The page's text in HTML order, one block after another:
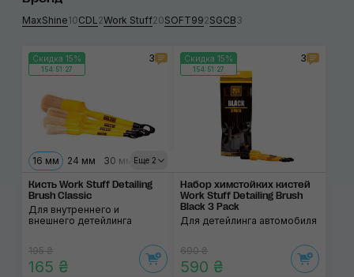
MaxShine10CDL2Work Stuff20SOFT992SGCB3
Скидка 15%
154:51:27
3
Еще 2
16 мм 24 мм 30 мм 40 мм
Кисть Work Stuff Detailing
Brush Classic
Для внутреннего и
внешнего детейлинга
195 ₴
165 ₴
Скидка 15%
154:51:27
3
Набор химстойких кистей
Work Stuff Detailing Brush
Black 3 Pack
Для детейлинга автомобиля
690 ₴
590 ₴